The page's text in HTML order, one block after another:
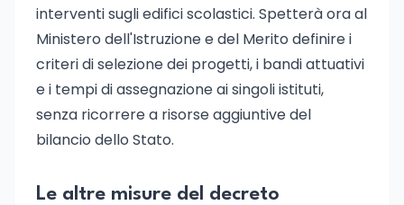
interventi sugli edifici scolastici. Spetterà ora al
Ministero dell'Istruzione e del Merito definire i
criteri di selezione dei progetti, i bandi attuativi
e i tempi di assegnazione ai singoli istituti,
senza ricorrere a risorse aggiuntive del
bilancio dello Stato.
Le altre misure del decreto